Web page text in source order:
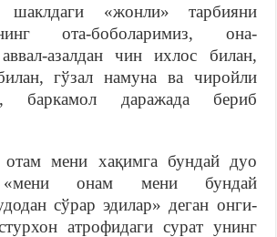
«жонли» тарбияни
ота-боболаримиз, она-
азалдан чин ихлос билан,
гўзал намуна ва чиройли
баркамол даражада бериб
мени хақимга бундай дуо
«мени онам мени бундай
сўрар эдилар» деган онги-
атрофидаги сурат унинг